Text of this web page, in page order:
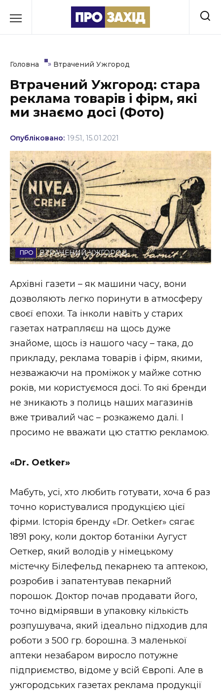
до
Культура
Освіта
Події
Політика
Соціум
Спорт
Стиль життя
Втрачений Ужгород
Втрачений Ужгород (відеоверсія)
ЗАКАРПАТСЬКІ НОВИНИ
НОВИНИ ЗАХІДНОЇ УКРАЇНИ
ФОТО
Головна » Втрачений Ужгород
Втрачений Ужгород: стара
реклама товарів і фірм, які
ми знаємо досі (Фото)
Опубліковано: 19:51, 15.01.2021
ВТРАЧЕНИЙ УЖГОРОД
Архівні газети – як машини часу, вони
дозволяють легко поринути в атмосферу
своєї епохи. Та інколи навіть у старих
газетах натрапляєш на щось дуже
знайоме, щось із нашого часу – така, до
прикладу, реклама товарів і фірм, якими,
незважаючи на проміжок у майже сотню
років, ми користуємося досі. То які бренди
не зникають з полиць наших магазинів
вже тривалий час – розкажемо далі. І
просимо не вважати цю статтю рекламою.
«Dr. Oetker»
Мабуть, усі, хто любить готувати, хоча б раз
точно користувалися продукцією цієї
фірми. Історія бренду «Dr. Oetker» сягає
1891 року, коли доктор ботаніки Аугуст
Оеткер, який володів у німецькому
містечку Білефельд пекарнею та аптекою,
розробив і запатентував пекарний
порошок. Доктор почав продавати його,
точно відмірявши в упаковку кількість
розпушувача, який ідеально підходив для
роботи з 500 гр. борошна. З маленької
аптеки незабаром виросло потужне
підприємство, відоме у всій Європі. Але в
ужгородських газетах реклама продукції